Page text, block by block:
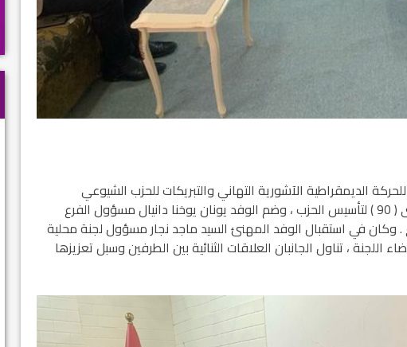
من فرع زاخو للحركة الديمقراطية الآشورية التهاني والتبريكات للحزب الشيوعي
الكردستاني – لجنة محلية زاخو ، بمناسبة الذكرى ( 90 ) لتأسيس الحزب ، وضم الوفد يونان يوخنا دانيال مسؤول الفرع
في استقبال الوفد المهنئ السيد ماجد نجار مسؤول لجنة محلية
، تناول الجانبان العلاقات الثنائية بين الطرفين وسبل تعزيزها